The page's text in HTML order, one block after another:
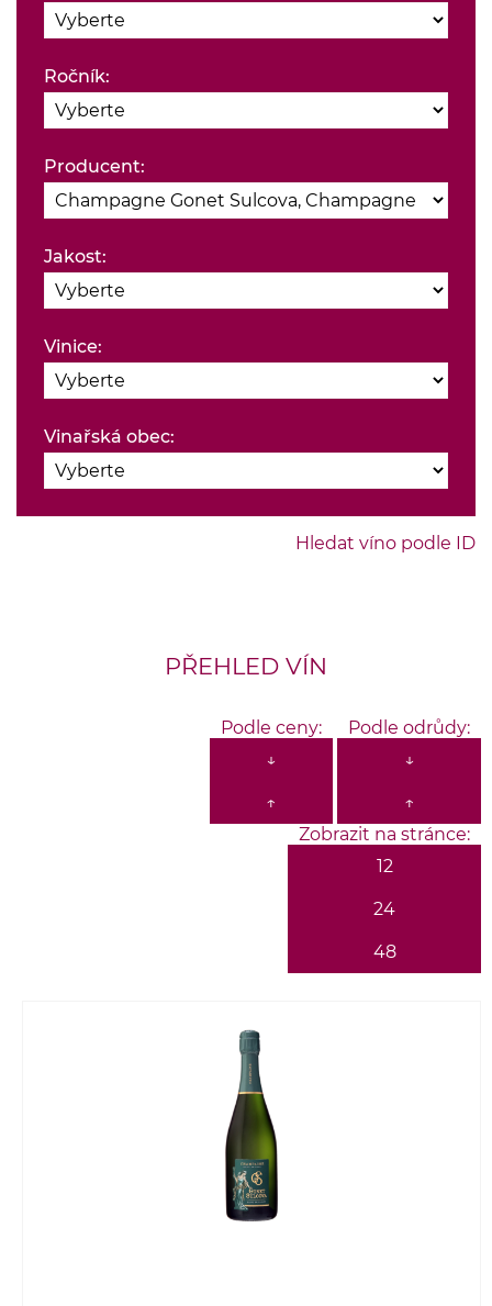
Ročník:
Producent:
Jakost:
Vinice:
Vinařská obec:
Hledat víno podle ID
PŘEHLED VÍN
Podle ceny:
↓
↑
Podle odrůdy:
↓
↑
Zobrazit na stránce:
12
24
48